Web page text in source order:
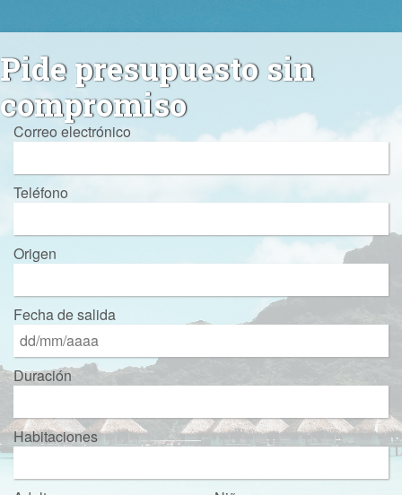
Pide presupuesto sin
compromiso
Correo electrónico
Teléfono
Origen
Fecha de salida
Duración
Habitaciones